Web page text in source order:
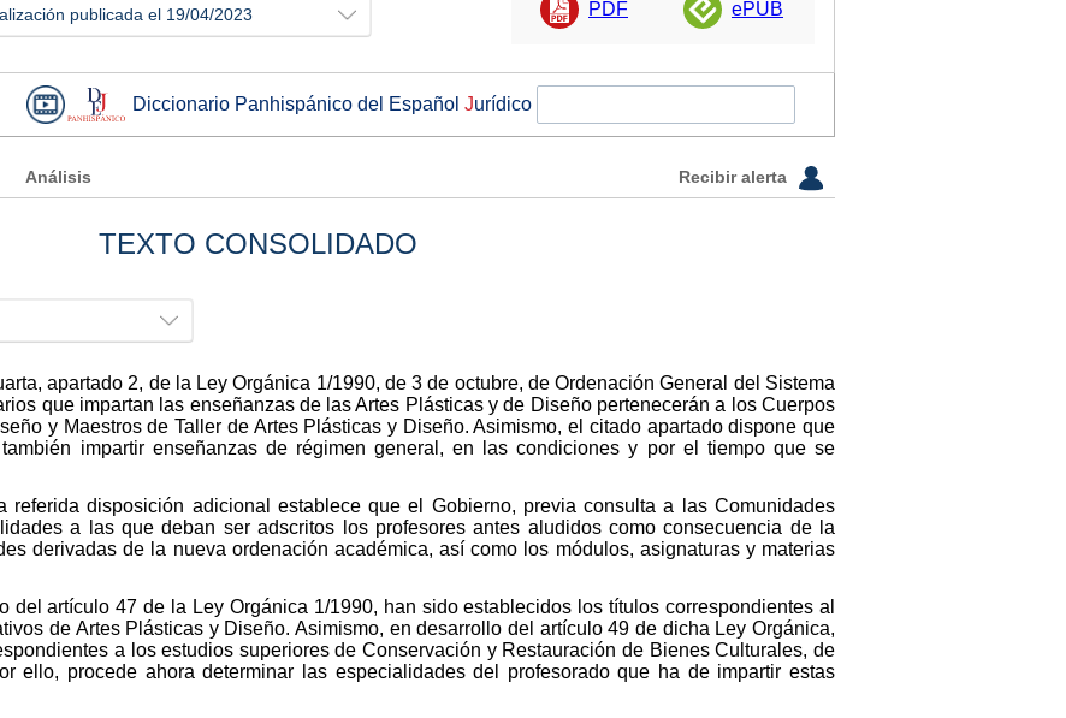
publicada el 19/04/2023 PDF ePUB
Diccionario Panhispánico del Español Jurídico
Análisis Recibir alerta
TEXTO CONSOLIDADO
apartado 2, de la Ley Orgánica 1/1990, de 3 de octubre, de Ordenación General del Sistema
que impartan las enseñanzas de las Artes Plásticas y de Diseño pertenecerán a los Cuerpos
y Maestros de Taller de Artes Plásticas y Diseño. Asimismo, el citado apartado dispone que
impartir enseñanzas de régimen general, en las condiciones y por el tiempo que se
referida disposición adicional establece que el Gobierno, previa consulta a las Comunidades
a las que deban ser adscritos los profesores antes aludidos como consecuencia de la
derivadas de la nueva ordenación académica, así como los módulos, asignaturas y materias
del artículo 47 de la Ley Orgánica 1/1990, han sido establecidos los títulos correspondientes al
de Artes Plásticas y Diseño. Asimismo, en desarrollo del artículo 49 de dicha Ley Orgánica,
a los estudios superiores de Conservación y Restauración de Bienes Culturales, de
ello, procede ahora determinar las especialidades del profesorado que ha de impartir estas